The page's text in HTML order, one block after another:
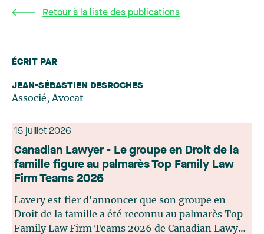
Retour à la liste des publications
ÉCRIT PAR
JEAN-SÉBASTIEN DESROCHES
Associé, Avocat
15 juillet 2026
Canadian Lawyer - Le groupe en Droit de la
famille figure au palmarès Top Family Law
Firm Teams 2026
Lavery est fier d'annoncer que son groupe en
Droit de la famille a été reconnu au palmarès Top
Family Law Firm Teams 2026 de Canadian Lawyer.